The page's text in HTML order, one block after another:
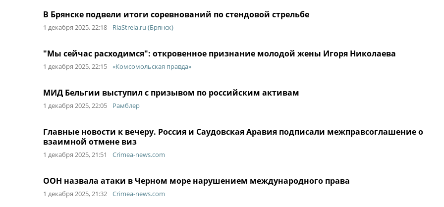
В Брянске подвели итоги соревнований по стендовой стрельбе
1 декабря 2025, 22:18 RiaStrela.ru (Брянск)
"Мы сейчас расходимся": откровенное признание молодой жены Игоря Николаева
1 декабря 2025, 22:15 «Комсомольская правда»
МИД Бельгии выступил с призывом по российским активам
1 декабря 2025, 22:05 Рамблер
Главные новости к вечеру. Россия и Саудовская Аравия подписали межправсоглашение о
взаимной отмене виз
1 декабря 2025, 21:51 Crimea-news.com
ООН назвала атаки в Черном море нарушением международного права
1 декабря 2025, 21:32 Crimea-news.com